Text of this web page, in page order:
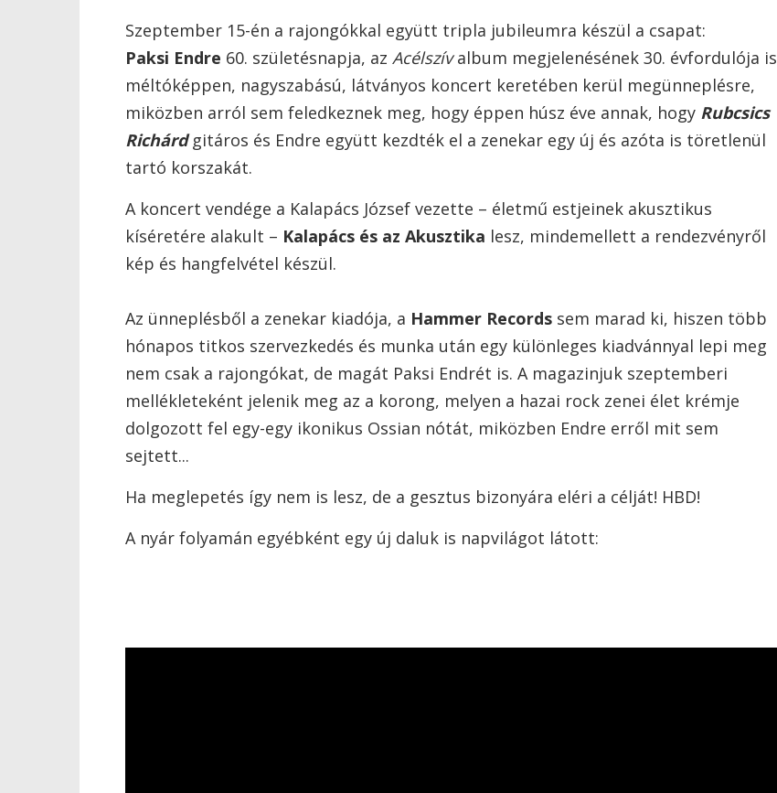
Szeptember 15-én a rajongókkal együtt tripla jubileumra készül a csapat:
Paksi Endre 60. születésnapja, az Acélszívalbum megjelenésének 30. évfordulója is
méltóképpen, nagyszabású, látványos koncert keretében kerül megünneplésre,
miközben arról sem feledkeznek meg, hogy éppen húsz éve annak, hogy Rubcsics
Richárdgitáros és Endre együtt kezdték el a zenekar egy új és azóta is töretlenül
tartó korszakát.
A koncert vendége a Kalapács József vezette – életmű estjeinek akusztikus
kíséretére alakult – Kalapács és az Akusztika lesz, mindemellett a rendezvényről
kép és hangfelvétel készül.
Az ünneplésből a zenekar kiadója, a Hammer Records sem marad ki, hiszen több
hónapos titkos szervezkedés és munka után egy különleges kiadvánnyal lepi meg
nem csak a rajongókat, de magát Paksi Endrét is. A magazinjuk szeptemberi
mellékleteként jelenik meg az a korong, melyen a hazai rock zenei élet krémje
dolgozott fel egy-egy ikonikus Ossian nótát, miközben Endre erről mit sem
sejtett...
Ha meglepetés így nem is lesz, de a gesztus bizonyára eléri a célját! HBD!
A nyár folyamán egyébként egy új daluk is napvilágot látott: